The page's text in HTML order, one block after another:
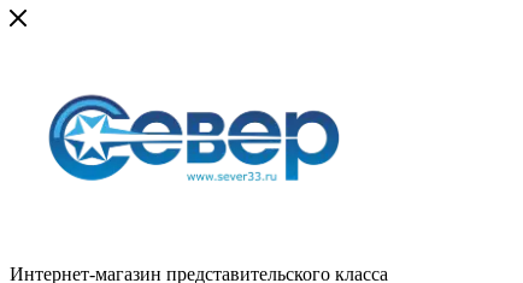
Интернет-магазин представительского класса